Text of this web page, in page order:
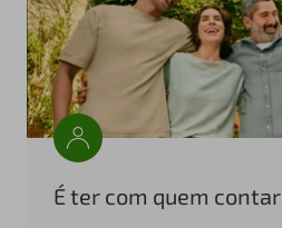
É ter com quem contar